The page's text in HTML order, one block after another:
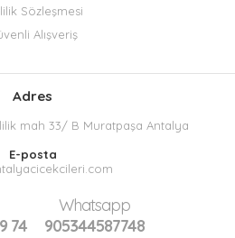
Sözleşmesi
Alışveriş
Adres
mah 33/ B Muratpaşa Antalya
E-posta
74
Whatsapp
905344587748